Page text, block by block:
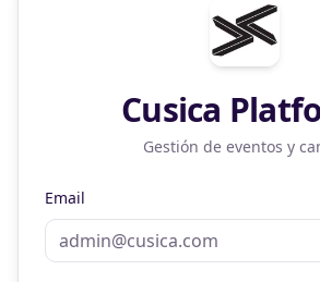
Cusica
Gestión de eventos y
Email